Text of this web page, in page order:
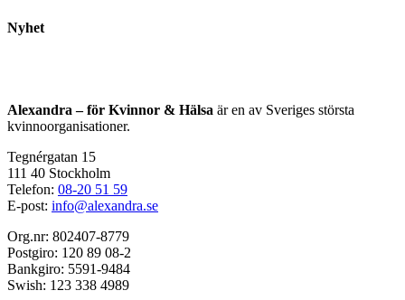
Nyhet
Alexandra – för Kvinnor & Hälsa är en av Sveriges största
kvinnoorganisationer.
Tegnérgatan 15
111 40 Stockholm
Telefon: 08-20 51 59
E-post: info@alexandra.se
Org.nr: 802407-8779
Postgiro: 120 89 08-2
Bankgiro: 5591-9484
Swish: 123 338 4989